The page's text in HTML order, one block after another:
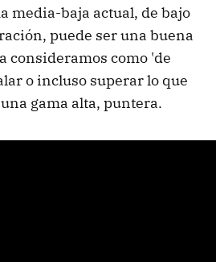
media-baja actual, de bajo
puede ser una buena
consideramos como 'de
o incluso superar lo que
gama alta, puntera.